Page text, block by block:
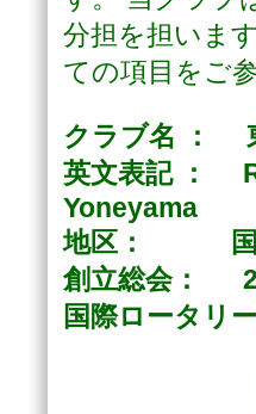
分担を担います
ての項目をご
クラブ名 ：
英文表記 ：
Yoneyama
地区： 国際
創立総会：
国際ロータリ